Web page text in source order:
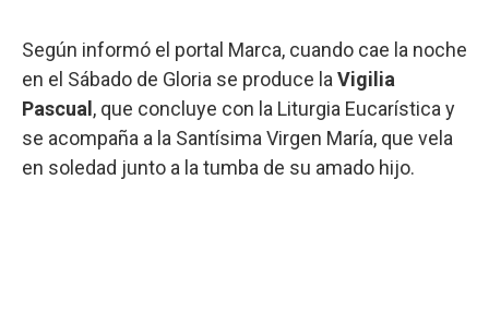
Según informó el portal Marca, cuando cae la noche
en el Sábado de Gloria se produce la Vigilia
Pascual , que concluye con la Liturgia Eucarística y
se acompaña a la Santísima Virgen María, que vela
en soledad junto a la tumba de su amado hijo.